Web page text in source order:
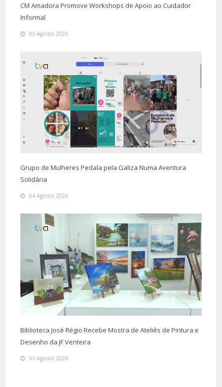
CM Amadora Promove Workshops de Apoio ao Cuidador
Informal
05 Agosto 2026
Grupo de Mulheres Pedala pela Galiza Numa Aventura
Solidária
04 Agosto 2026
Biblioteca José Régio Recebe Mostra de Ateliês de Pintura e
Desenho da JF Venteira
03 Agosto 2026